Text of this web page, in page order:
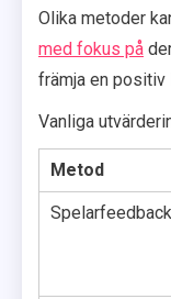
Olika metoder
med fokus på
främja en positiv
Vanliga
Metod
Spelarfeedback